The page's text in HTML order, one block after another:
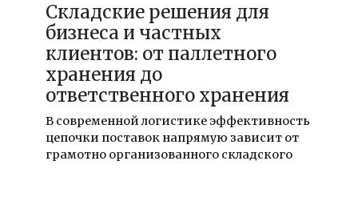
Складские решения для
бизнеса и частных
клиентов: от паллетного
хранения до
ответственного хранения
В современной логистике эффективность
цепочки поставок напрямую зависит от
грамотно организованного складского